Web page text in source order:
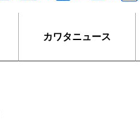
カワタニュース